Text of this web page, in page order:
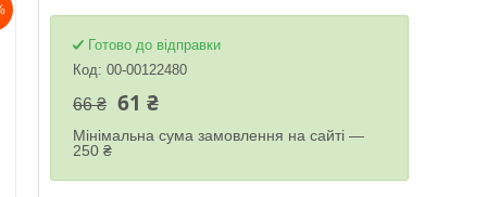
Готово до відправки
Код: 00-00122480
66 ₴ 61 ₴
Мінімальна сума замовлення на сайті —
250 ₴